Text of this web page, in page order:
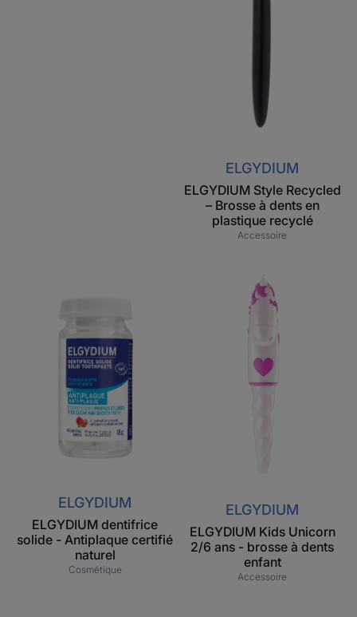
ELGYDIUM
ELGYDIUM Style Recycled
– Brosse à dents en
plastique recyclé
Accessoire
-
Antiplaque
certifié
naturel
ELGYDIUM
ELGYDIUM dentifrice
solide - Antiplaque certifié
naturel
Cosmétique
Kids
Unicorn
2/6
ans
-
ELGYDIUM
ELGYDIUM Kids Unicorn
2/6 ans - brosse à dents
enfant
Accessoire